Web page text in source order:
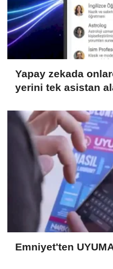
Yapay zekada
yerini tek asistan
Emniyet'ten